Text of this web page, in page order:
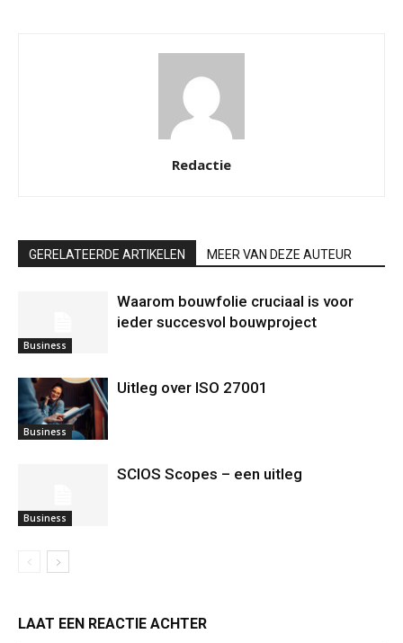
Redactie
GERELATEERDE ARTIKELEN MEER VAN DEZE AUTEUR
Business
Waarom bouwfolie cruciaal is voor
ieder succesvol bouwproject
Business
Uitleg over ISO 27001
Business
SCIOS Scopes – een uitleg
LAAT EEN REACTIE ACHTER